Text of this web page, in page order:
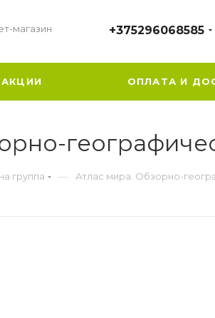
магазин +375296068585
АКЦИИ ОПЛАТА И
группа — Атлас мира. Обзорно-